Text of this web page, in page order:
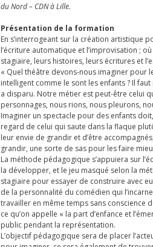
du Nord – CDN à Lille.
Présentation de la formation
En s’interrogeant sur la création artistique
l’écriture automatique et l’improvisation ;
stagiaire, leurs histoires, leurs écritures et
« Quel théâtre devons-nous imaginer pour
intelligent comme le sont les enfants ? Il
a disparu. Notre métier est peut-être celui
personnages, nous rions, nous pleurons,
Imaginer un spectacle pour des enfants
regard de celui qui saute dans la flaque
leur envie de grandir et d’être
grandir, une sorte de sas pour les faire
La méthode pédagogique s’appuiera sur
la développer, et le jeu masqué selon la
stagiaire pour essayer de construire avec
de la personnalité du comédien qui
travailler en même temps sans conscience
ce qu’on appelle « la part d’enfance et
public pendant la représentation.
L’objectif pédagogique sera de placer